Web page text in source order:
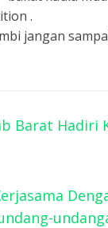
.
jangan
Barat Hadiri